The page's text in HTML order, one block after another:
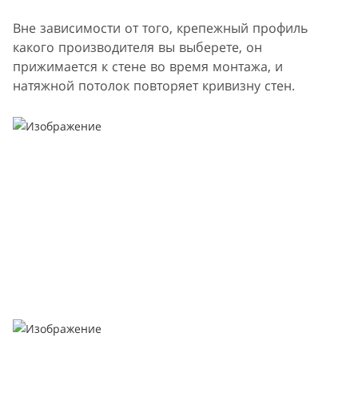
Вне зависимости от того, крепежный профиль
какого производителя вы выберете, он
прижимается к стене во время монтажа, и
натяжной потолок повторяет кривизну стен.